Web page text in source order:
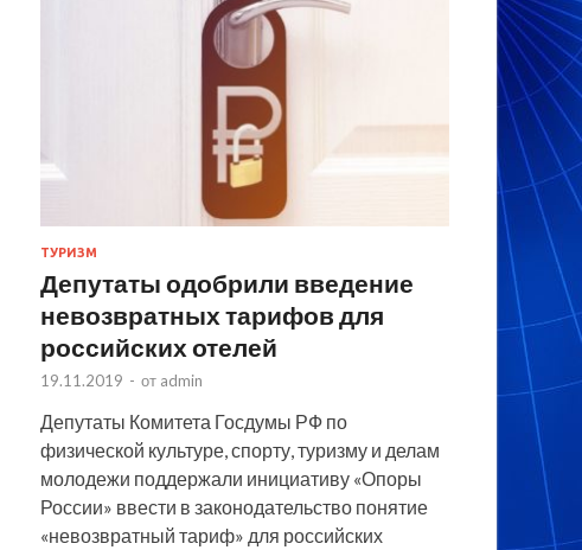
ТУРИЗМ
Депутаты одобрили введение
невозвратных тарифов для
российских отелей
19.11.2019 - от admin
Депутаты Комитета Госдумы РФ по
физической культуре, спорту, туризму и делам
молодежи поддержали инициативу «Опоры
России» ввести в законодательство понятие
«невозвратный тариф» для российских